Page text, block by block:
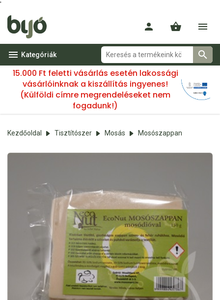
'
Kategóriák
15.000 Ft feletti vásárlás esetén lakossági
vásárlóinknak a kiszállítás ingyenes!
(Külföldi címre megrendeléseket nem
fogadunk!)
Kezdőoldal Tisztítószer Mosás Mosószappan